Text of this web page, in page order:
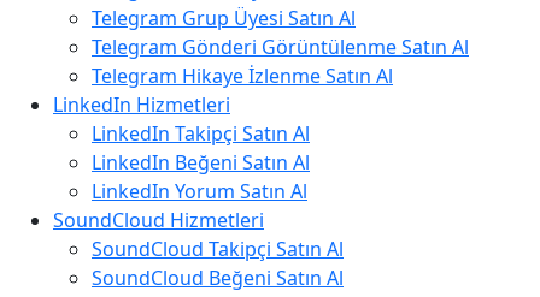
Telegram Grup Üyesi Satın Al
Telegram Gönderi Görüntülenme Satın Al
Telegram Hikaye İzlenme Satın Al
LinkedIn Hizmetleri
LinkedIn Takipçi Satın Al
LinkedIn Beğeni Satın Al
LinkedIn Yorum Satın Al
SoundCloud Hizmetleri
SoundCloud Takipçi Satın Al
SoundCloud Beğeni Satın Al